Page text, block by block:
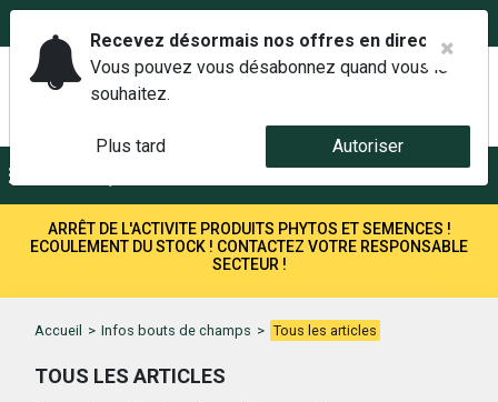
ARRÊT DE L'ACTIVITE PRODUITS PHYTOS ET SEMENCES !
ECOULEMENT DU STOCK ! CONTACTEZ VOTRE RESPONSABLE
SECTEUR !
Accueil > Infos bouts de champs > Tous les articles
TOUS LES ARTICLES
Recevez désormais nos offres en direct.
Vous pouvez vous désabonnez quand vous le
souhaitez.
Plus tard Autoriser